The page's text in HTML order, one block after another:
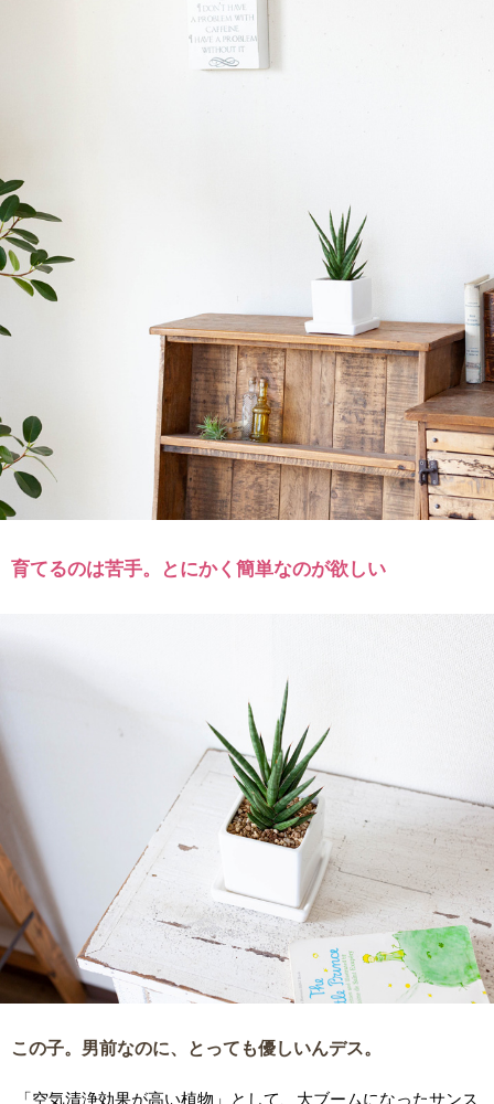
育てるのは苦手。とにかく簡単なのが欲しい
この子。男前なのに、とっても優しいんデス。
「空気清浄効果が高い植物」として、大ブームになったサンス